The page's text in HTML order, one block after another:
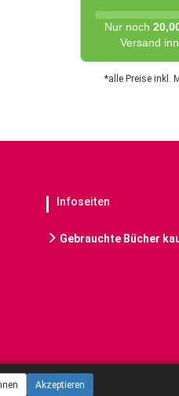
Nur noch
Versand
*alle Preise inkl.
Infoseiten
Gebrauchte Bücher
Akzeptieren